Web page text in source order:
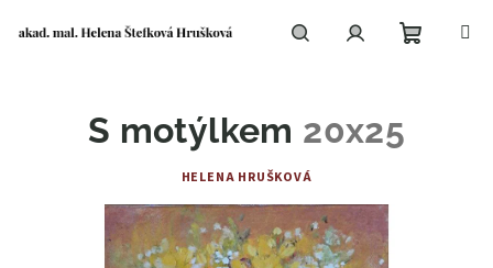
S motýlkem 20x25
HELENA HRUŠKOVÁ